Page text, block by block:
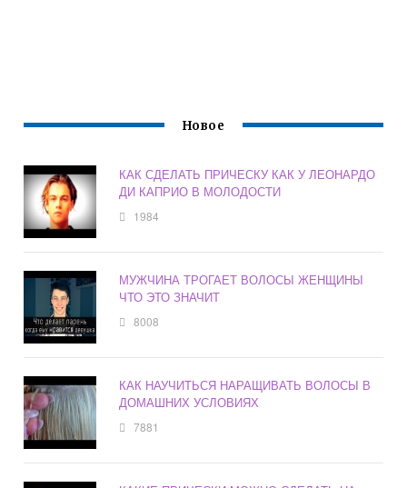
Новое
КАК СДЕЛАТЬ ПРИЧЕСКУ КАК У ЛЕОНАРДО
ДИ КАПРИО В МОЛОДОСТИ
1984
МУЖЧИНА ТРОГАЕТ ВОЛОСЫ ЖЕНЩИНЫ
ЧТО ЭТО ЗНАЧИТ
8008
КАК НАУЧИТЬСЯ НАРАЩИВАТЬ ВОЛОСЫ В
ДОМАШНИХ УСЛОВИЯХ
7881